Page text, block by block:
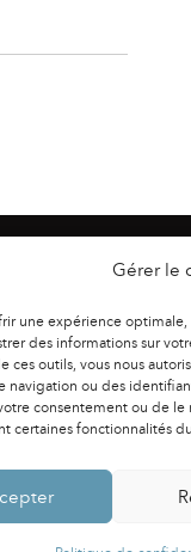
Gérer le
une expérience
des informations sur
ces outils, vous nous
navigation ou des
consentement ou de
certaines fonctionnalités